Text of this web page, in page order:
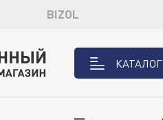
BIZOL
КАТАЛОГ